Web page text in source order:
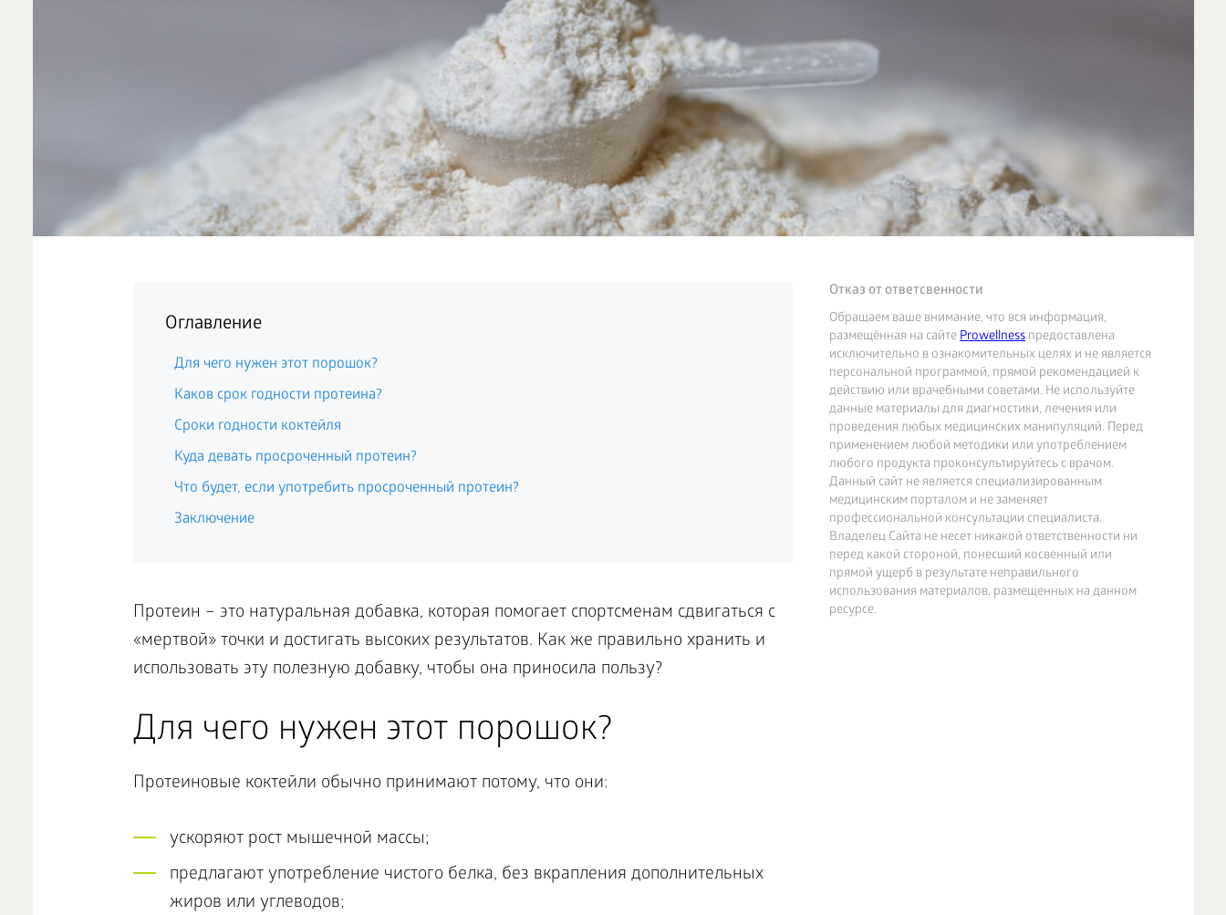
Отказ от ответсвенности
Обращаем ваше внимание, что вся информация,
размещённая на сайтеProwellnessпредоставлена
исключительно в ознакомительных целях и не является
персональной программой, прямой рекомендацией к
действию или врачебными советами. Не используйте
данные материалы для диагностики, лечения или
проведения любых медицинских манипуляций. Перед
применением любой методики или употреблением
любого продукта проконсультируйтесь с врачом.
Данный сайт не является специализированным
медицинским порталом и не заменяет
профессиональной консультации специалиста.
Владелец Сайта не несет никакой ответственности ни
перед какой стороной, понесший косвенный или
прямой ущерб в результате неправильного
использования материалов, размещенных на данном
ресурсе.
Оглавление
Для чего нужен этот порошок?
Каков срок годности протеина?
Сроки годности коктейля
Куда девать просроченный протеин?
Что будет, если употребить просроченный протеин?
Заключение
Протеин – это натуральная добавка, которая помогает спортсменам сдвигаться с
«мертвой» точки и достигать высоких результатов. Как же правильно хранить и
использовать эту полезную добавку, чтобы она приносила пользу?
Для чего нужен этот порошок?
Протеиновые коктейли обычно принимают потому, что они:
ускоряют рост мышечной массы;
предлагают употребление чистого белка, без вкрапления дополнительных
жиров или углеводов;